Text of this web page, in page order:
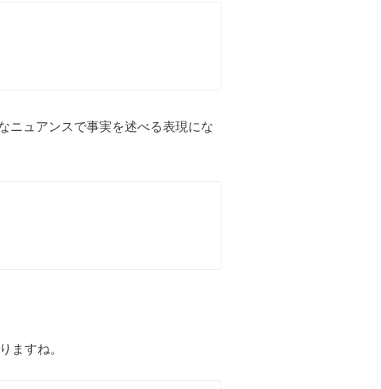
ニュアンスで事実を述べる表現にな
ますね。